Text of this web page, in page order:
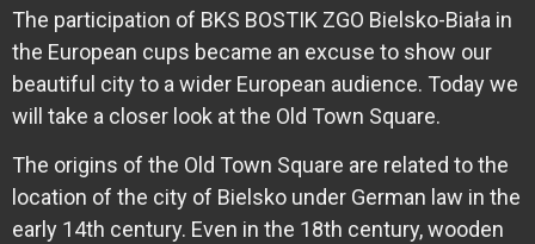
The participation of BKS BOSTIK ZGO Bielsko-Biała in
the European cups became an excuse to show our
beautiful city to a wider European audience. Today we
will take a closer look at the Old Town Square.
The origins of the Old Town Square are related to the
location of the city of Bielsko under German law in the
early 14th century. Even in the 18th century, wooden